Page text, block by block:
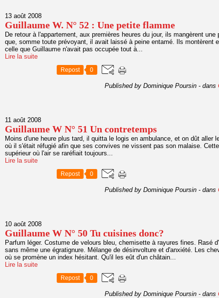
13 août 2008
Guillaume W. N° 52 : Une petite flamme
De retour à l'appartement, aux premières heures du jour, ils mangèrent une
que, somme toute prévoyant, il avait laissé à peine entamé. Ils montèrent
celle que Guillaume n'avait pas occupée tout à...
Lire la suite
Repost 0
Published by Dominique Poursin - dans
11 août 2008
Guillaume W N° 51 Un contretemps
Moins d'une heure plus tard, il quitta le logis en ambulance, et on dût aller
où il s'était réfugié afin que ses convives ne vissent pas son malaise.
supérieur où l'air se raréfiait toujours...
Lire la suite
Repost 0
Published by Dominique Poursin - dans
10 août 2008
Guillaume W N° 50 Tu cuisines donc?
Parfum léger. Costume de velours bleu, chemisette à rayures fines. Rasé
sans même une égratignure. Mélange de désinvolture et d'anxiété. Les
où se promène un index hésitant. Qu'il les eût d'un châtain...
Lire la suite
Repost 0
Published by Dominique Poursin - dans